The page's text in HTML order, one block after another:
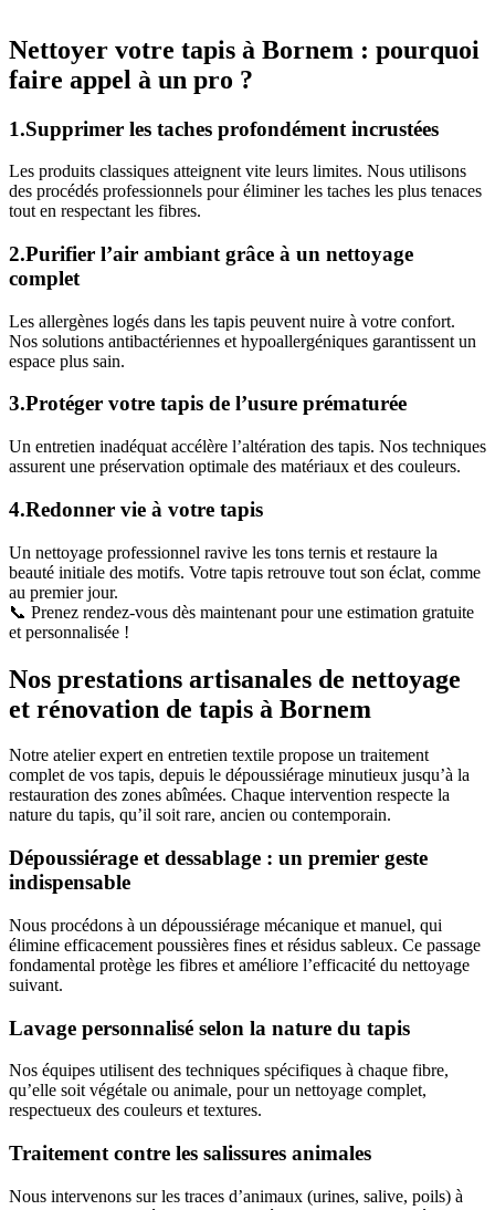
Nettoyer votre tapis à Bornem : pourquoi
faire appel à un pro ?
1.Supprimer les taches profondément incrustées
Les produits classiques atteignent vite leurs limites. Nous utilisons
des procédés professionnels pour éliminer les taches les plus tenaces
tout en respectant les fibres.
2.Purifier l’air ambiant grâce à un nettoyage
complet
Les allergènes logés dans les tapis peuvent nuire à votre confort.
Nos solutions antibactériennes et hypoallergéniques garantissent un
espace plus sain.
3.Protéger votre tapis de l’usure prématurée
Un entretien inadéquat accélère l’altération des tapis. Nos techniques
assurent une préservation optimale des matériaux et des couleurs.
4.Redonner vie à votre tapis
Un nettoyage professionnel ravive les tons ternis et restaure la
beauté initiale des motifs. Votre tapis retrouve tout son éclat, comme
au premier jour.
📞 Prenez rendez-vous dès maintenant pour une estimation gratuite
et personnalisée !
Nos prestations artisanales de nettoyage
et rénovation de tapis à Bornem
Notre atelier expert en entretien textile propose un traitement
complet de vos tapis, depuis le dépoussiérage minutieux jusqu’à la
restauration des zones abîmées. Chaque intervention respecte la
nature du tapis, qu’il soit rare, ancien ou contemporain.
Dépoussiérage et dessablage : un premier geste
indispensable
Nous procédons à un dépoussiérage mécanique et manuel, qui
élimine efficacement poussières fines et résidus sableux. Ce passage
fondamental protège les fibres et améliore l’efficacité du nettoyage
suivant.
Lavage personnalisé selon la nature du tapis
Nos équipes utilisent des techniques spécifiques à chaque fibre,
qu’elle soit végétale ou animale, pour un nettoyage complet,
respectueux des couleurs et textures.
Traitement contre les salissures animales
Nous intervenons sur les traces d’animaux (urines, salive, poils) à